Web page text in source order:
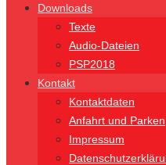
Downloads
Texte
Audio-Dateien
PSP2018
Kontakt
Kontaktdaten
Anfahrt und Parken
Impressum